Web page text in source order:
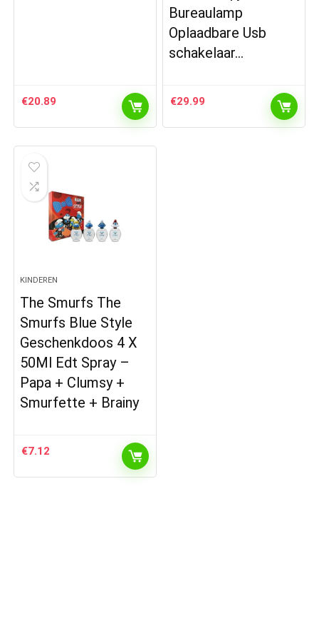
€20.89
Bureaulamp
Oplaadbare Usb
schakelaar…
€29.99
KINDEREN
The Smurfs The
Smurfs Blue Style
Geschenkdoos 4 X
50Ml Edt Spray –
Papa + Clumsy +
Smurfette + Brainy
€7.12